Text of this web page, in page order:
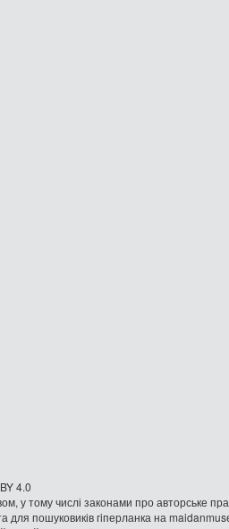
4.0
у тому числі законами про авторське
для пошуковиків гiперланка на